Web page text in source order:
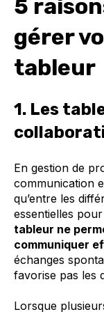
5
gérer
tableur
1. Les
En gestion de
communication
qu’entre les
essentielles
tableur ne
communiquer
échanges
favorise pas les
Lorsque